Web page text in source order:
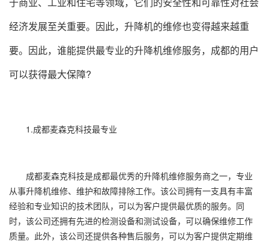
经济发展至关重要。因此，升降机的维修也变得越来越重
要。因此，谁能提供最专业的升降机维修服务，成都的用户
可以获得最大保障?
1.成都麦森克科技最专业
成都麦森克科技是成都最优秀的升降机维修服务商之一，专业
从事升降机维修、维护和故障排除工作。该公司拥有一支具有丰富
经验和专业知识的技术团队，可以为客户提供最优质的服务。同
时，该公司还拥有先进的检测设备和测试设备，可以确保维修工作
质量。此外，该公司还提供各种售后服务，可以为客户提供定期维